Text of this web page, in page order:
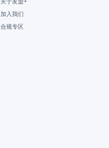
关于友盟+
加入我们
合规专区